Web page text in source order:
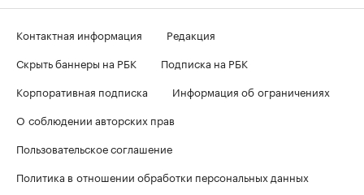
Контактная информация
Редакция
Скрыть баннеры на РБК
Подписка на РБК
Корпоративная подписка
Информация об ограничениях
О соблюдении авторских прав
Пользовательское соглашение
Политика в отношении обработки персональных данных